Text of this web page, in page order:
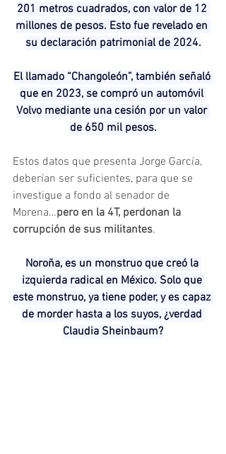
201 metros cuadrados, con valor de 12
millones de pesos. Esto fue revelado en
su declaración patrimonial de 2024.
El llamado “Changoleón”, también señaló
que en 2023, se compró un automóvil
Volvo mediante una cesión por un valor
de 650 mil pesos.
Estos datos que presenta Jorge García,
deberían ser suficientes, para que se
investigue a fondo al senador de
Morena…pero en la 4T, perdonan la
corrupción de sus militantes.
Noroña, es un monstruo que creó la
izquierda radical en México. Solo que
este monstruo, ya tiene poder, y es capaz
de morder hasta a los suyos, ¿verdad
Claudia Sheinbaum?